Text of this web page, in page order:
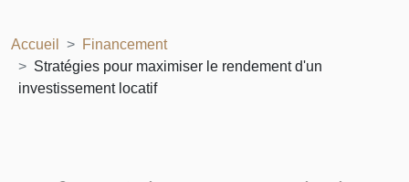
Accueil
Financement
Stratégies pour maximiser le rendement d'un
investissement locatif